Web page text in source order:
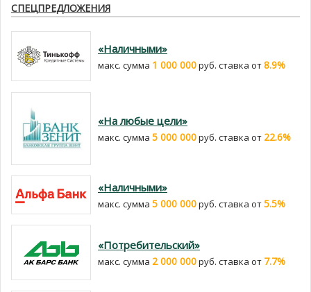
СПЕЦПРЕДЛОЖЕНИЯ
«Наличными»
макс. сумма 1 000 000руб. cтавка от8.9%
«На любые цели»
макс. сумма 5 000 000руб. cтавка от 22.6%
«Наличными»
макс. сумма 5 000 000руб. cтавка от5.5%
«Потребительский»
макс. сумма 2 000 000руб. cтавка от 7.7%